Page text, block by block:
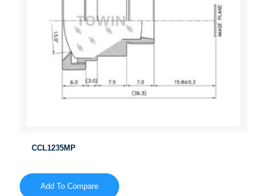
CCL1235MP
Add To Compare